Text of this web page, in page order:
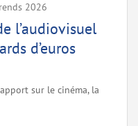
2026
l’audiovisuel
d’euros
sur le cinéma, la